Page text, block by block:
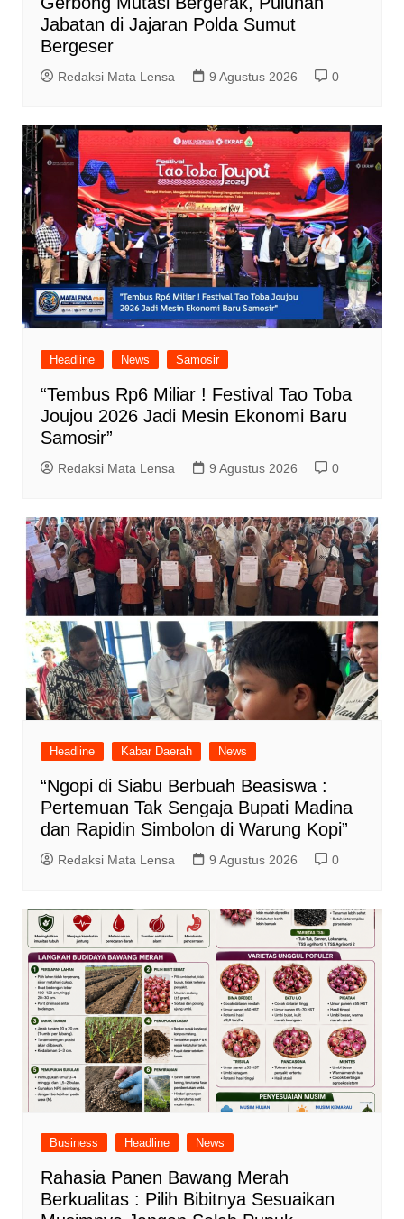
Jabatan di Jajaran Polda Sumut
Bergeser
Redaksi Mata Lensa 9 Agustus 2026 0
Headline News Samosir
“Tembus Rp6 Miliar ! Festival Tao Toba
Joujou 2026 Jadi Mesin Ekonomi Baru
Samosir”
Redaksi Mata Lensa 9 Agustus 2026 0
Headline Kabar Daerah News
“Ngopi di Siabu Berbuah Beasiswa :
Pertemuan Tak Sengaja Bupati Madina
dan Rapidin Simbolon di Warung Kopi”
Redaksi Mata Lensa 9 Agustus 2026 0
Business Headline News
Rahasia Panen Bawang Merah
Berkualitas : Pilih Bibitnya Sesuaikan